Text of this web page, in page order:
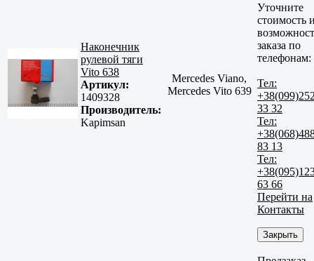
Наконечник
рулевой тяги
Vito 638
Артикул:
1409328
Производитель:
Kapimsan
Mercedes Viano,
Mercedes Vito 639
Уточните
стоимость
заказа по
телефонам:
Тел:
33 32
Тел:
83 13
Тел:
63 66
Перейти на
Контакты
Закрыть